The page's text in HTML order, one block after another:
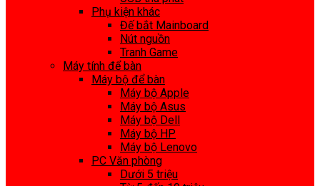
Phụ kiện khác
Đế bắt Mainboard
Nút nguồn
Tranh Game
Máy tính để bàn
Máy bộ để bàn
Máy bộ Apple
Máy bộ Asus
Máy bộ Dell
Máy bộ HP
Máy bộ Lenovo
PC Văn phòng
Dưới 5 triệu